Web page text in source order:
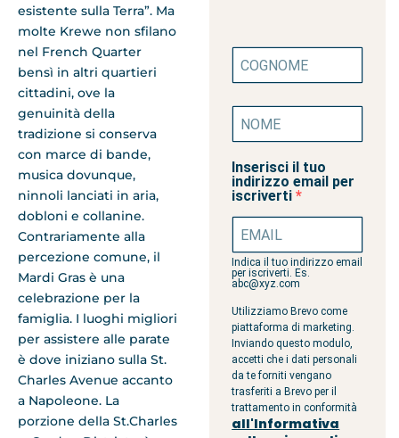
esistente sulla Terra”. Ma
molte Krewe non sfilano
nel French Quarter
bensì in altri quartieri
cittadini, ove la
genuinità della
tradizione si conserva
con marce di bande,
musica dovunque,
ninnoli lanciati in aria,
dobloni e collanine.
Contrariamente alla
percezione comune, il
Mardi Gras è una
celebrazione per la
famiglia. I luoghi migliori
per assistere alle parate
è dove iniziano sulla St.
Charles Avenue accanto
a Napoleone. La
porzione della St.Charles
Inserisci il tuo
indirizzo email per
iscriverti
Indica il tuo indirizzo email
per iscriverti. Es.
abc@xyz.com
Utilizziamo Brevo come
piattaforma di marketing.
Inviando questo modulo,
accetti che i dati personali
da te forniti vengano
trasferiti a Brevo per il
trattamento in conformità
all'Informativa